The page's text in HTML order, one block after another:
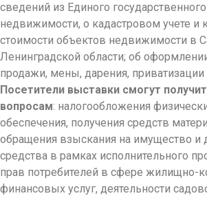
сведений из Единого
недвижимости, о кадастровом учете и
стоимости объектов недвижимости в
Ленинградской области; об
продажи, мены, дарения,
Посетители выставки смогут
вопросам: налогообложения
обеспечения, получения средств
обращения взыскания на имущество
средства в рамках исполнительного
прав потребителей в сфере жилищно-
финансовых услуг, деятельности